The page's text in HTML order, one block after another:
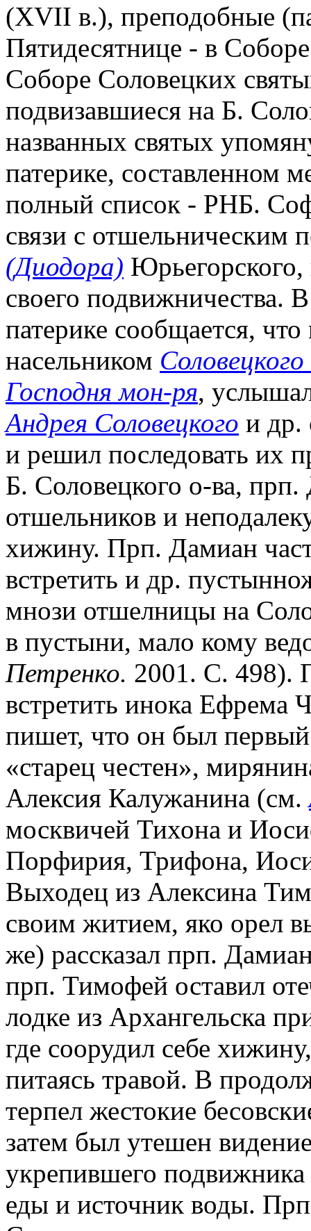
(XVII в.), преподобные
Пятидесятнице - в
Соборе Соловецких
подвизавшиеся на Б.
названных святых
патерике, составленном
полный список - РНБ.
связи с отшельническим
(Диодора) Юрьегорского,
своего подвижничества.
патерике сообщается,
насельником
Господня мон-ря,
Андрея Соловецкого и др.
и решил последовать их
Б. Соловецкого о-ва,
отшельников и
хижину. Прп. Дамиан
встретить и др.
мнози отшелницы на
в пустыни, мало кому
Петренко. 2001. С. 498).
встретить инока Ефрема
пишет, что он был
«старец честен»,
Алексия Калужанина (см.
москвичей Тихона и
Порфирия, Трифона,
Выходец из Алексина
своим житием, яко орел
же) рассказал прп.
прп. Тимофей оставил
лодке из Архангельска
где соорудил себе
питаясь травой. В
терпел жестокие
затем был утешен
укрепившего подвижника
еды и источник воды.